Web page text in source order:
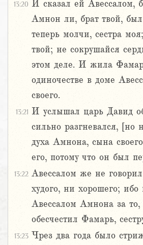
13:20 И сказал ей Авессалом,
Амнон ли, брат твой,
теперь молчи, сестра
твой; не сокрушайся
этом деле. И жила
одиночестве в доме
своего.
13:21 И услышал царь Давид
сильно разгневался, [но
духа Амнона, сына
его, потому что он был
13:22 Авессалом же не
худого, ни хорошего; ибо
Авессалом Амнона за то,
обесчестил Фамарь,
13:23 Чрез два года было